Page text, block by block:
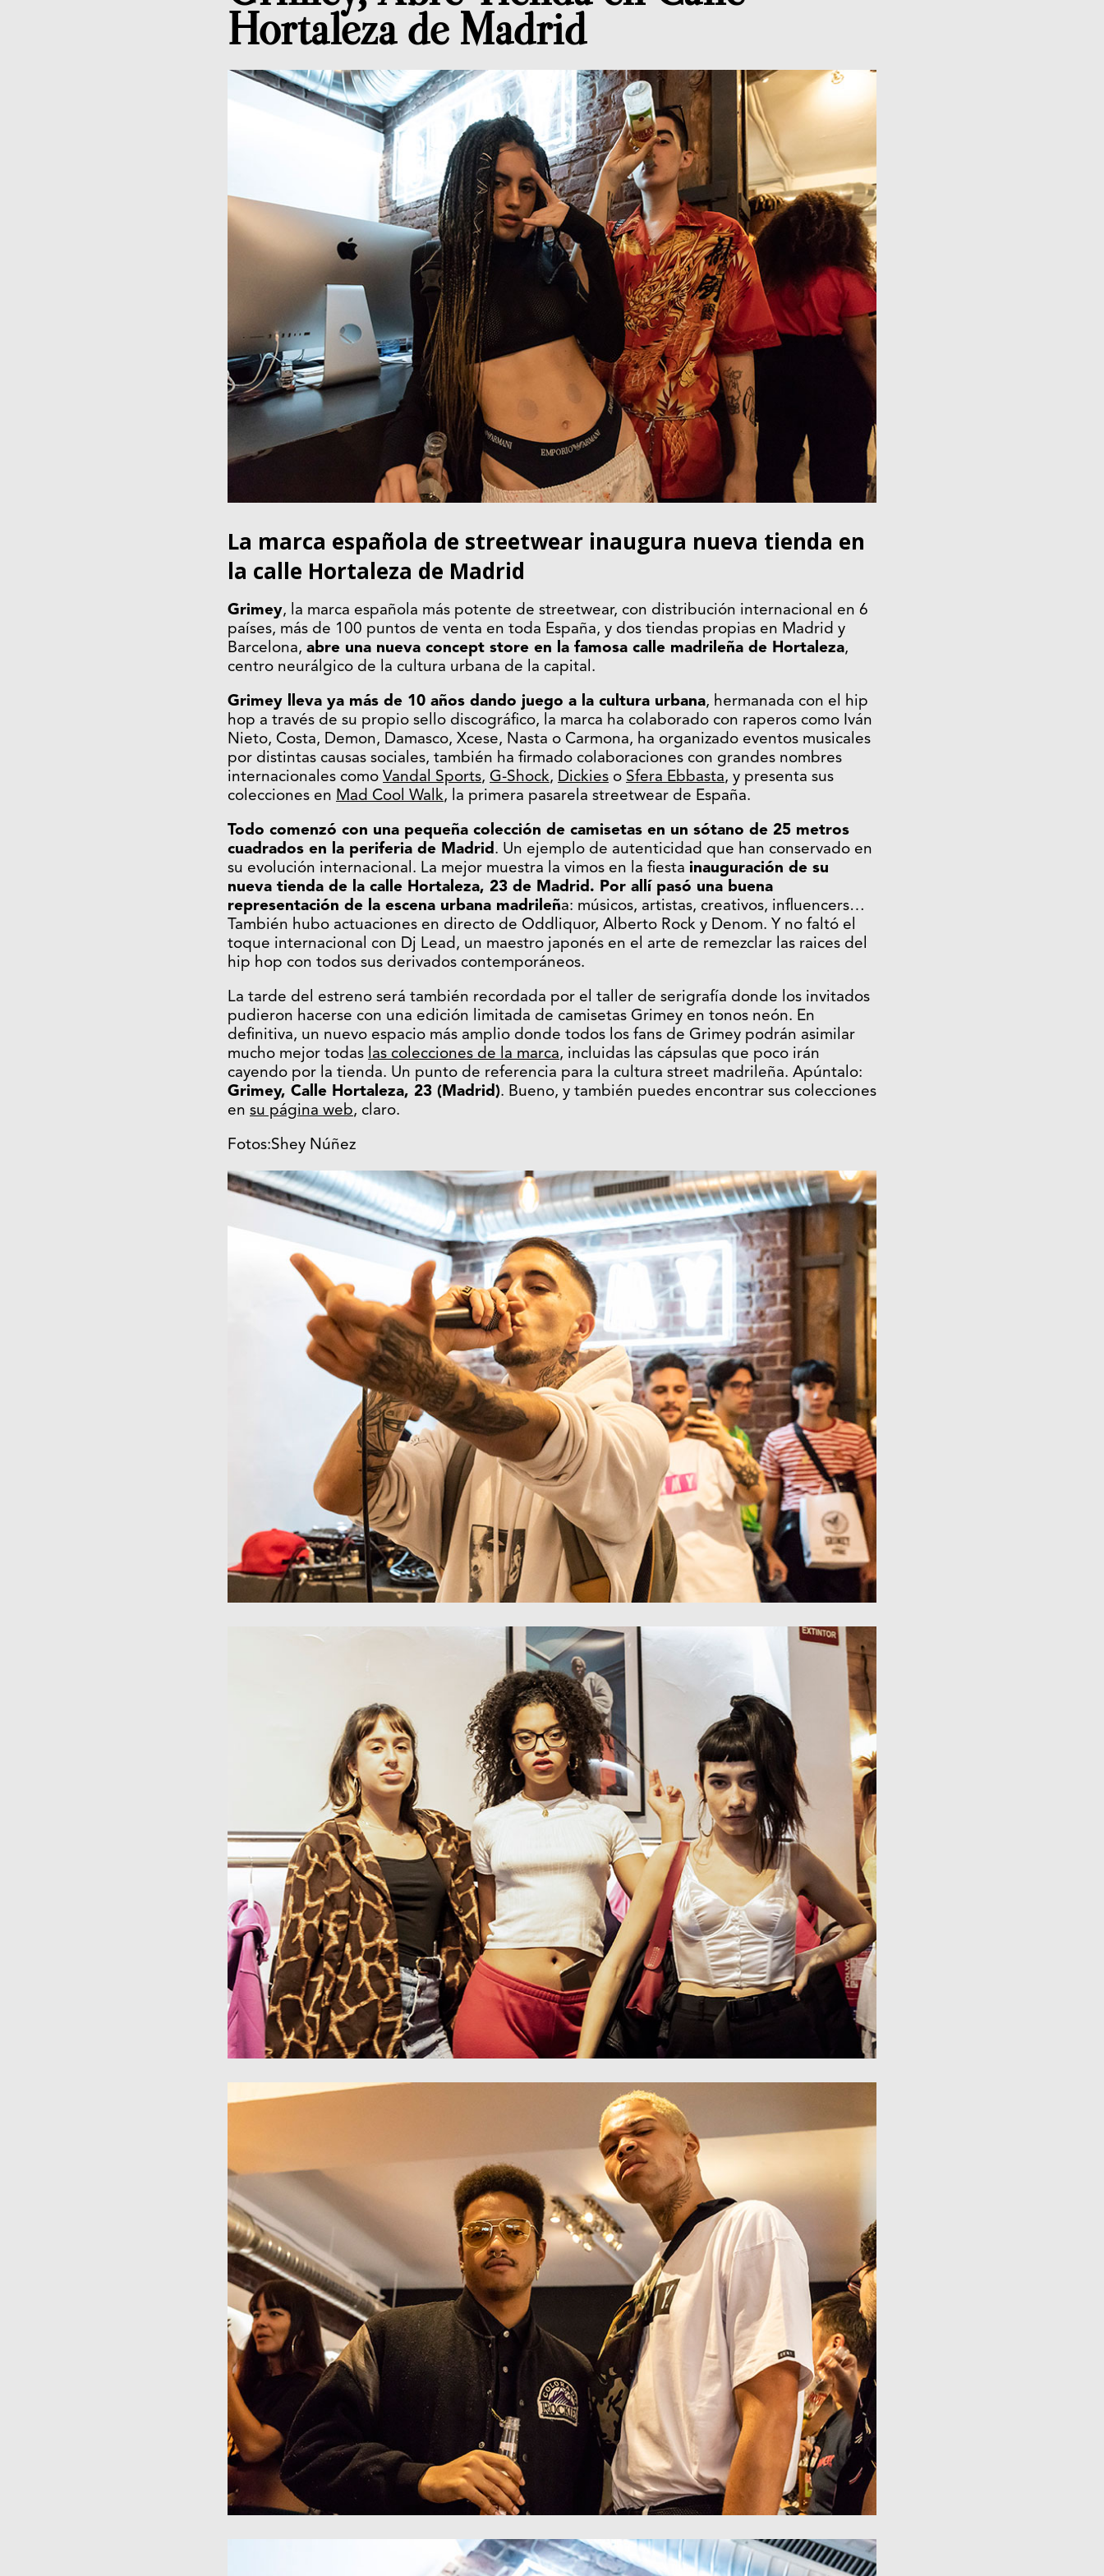
Hortaleza de Madrid
La marca española de streetwear inaugura nueva tienda en
la calle Hortaleza de Madrid
Grimey, la marca española más potente de streetwear, con distribución internacional en 6
países, más de 100 puntos de venta en toda España, y dos tiendas propias en Madrid y
Barcelona, abre una nueva concept store en la famosa calle madrileña de Hortaleza,
centro neurálgico de la cultura urbana de la capital.
Grimey lleva ya más de 10 años dando juego a la cultura urbana, hermanada con el hip
hop a través de su propio sello discográfico, la marca ha colaborado con raperos como Iván
Nieto, Costa, Demon, Damasco, Xcese, Nasta o Carmona, ha organizado eventos musicales
por distintas causas sociales, también ha firmado colaboraciones con grandes nombres
internacionales como Vandal Sports, G-Shock, Dickies o Sfera Ebbasta, y presenta sus
colecciones en Mad Cool Walk, la primera pasarela streetwear de España.
Todo comenzó con una pequeña colección de camisetas en un sótano de 25 metros
cuadrados en la periferia de Madrid . Un ejemplo de autenticidad que han conservado en
su evolución internacional. La mejor muestra la vimos en la fiesta inauguración de su
nueva tienda de la calle Hortaleza, 23 de Madrid. Por allí pasó una buena
representación de la escena urbana madrileña: músicos, artistas, creativos, influencers…
También hubo actuaciones en directo de Oddliquor, Alberto Rock y Denom. Y no faltó el
toque internacional con Dj Lead, un maestro japonés en el arte de remezclar las raices del
hip hop con todos sus derivados contemporáneos.
La tarde del estreno será también recordada por el taller de serigrafía donde los invitados
pudieron hacerse con una edición limitada de camisetas Grimey en tonos neón. En
definitiva, un nuevo espacio más amplio donde todos los fans de Grimey podrán asimilar
mucho mejor todas las colecciones de la marca, incluidas las cápsulas que poco irán
cayendo por la tienda. Un punto de referencia para la cultura street madrileña. Apúntalo:
Grimey, Calle Hortaleza, 23 (Madrid). Bueno, y también puedes encontrar sus colecciones
en su página web, claro.
Fotos:Shey Núñez